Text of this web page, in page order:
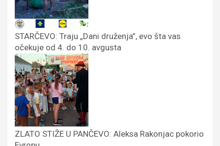
STARČEVO: Traju „Dani druženja”, evo šta vas
očekuje od 4. do 10. avgusta
ZLATO STIŽE U PANČEVO: Aleksa Rakonjac pokorio